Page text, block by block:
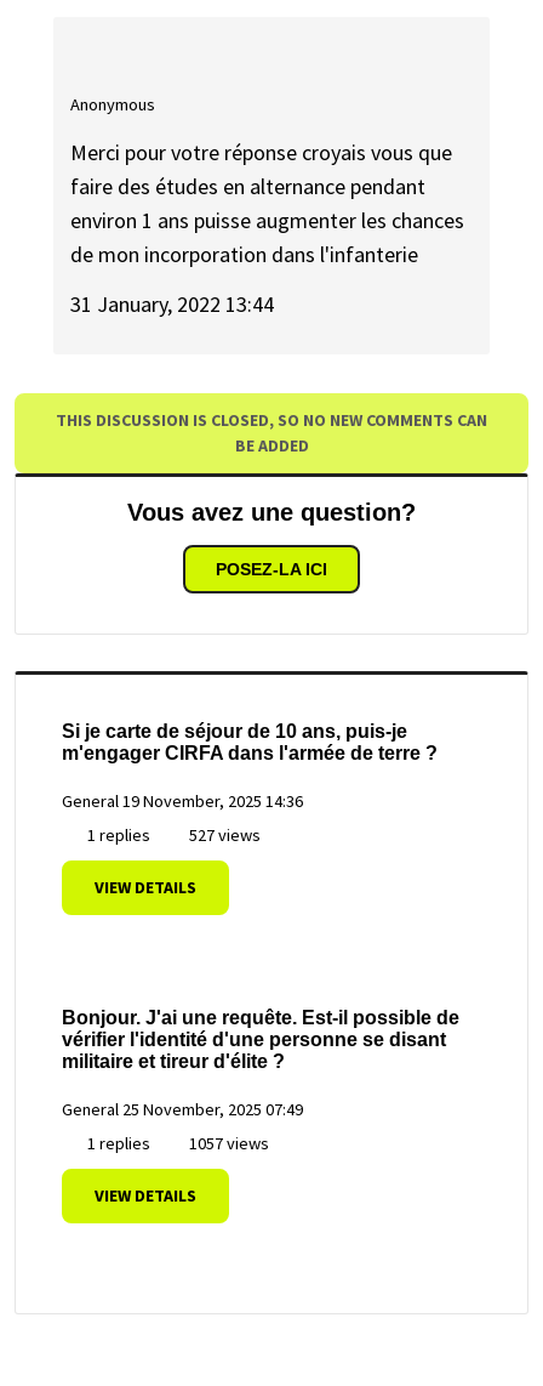
Anonymous
Merci pour votre réponse croyais vous que
faire des études en alternance pendant
environ 1 ans puisse augmenter les chances
de mon incorporation dans l'infanterie
31 January, 2022 13:44
THIS DISCUSSION IS CLOSED, SO NO NEW COMMENTS CAN
BE ADDED
Vous avez une question?
POSEZ-LA ICI
Si je carte de séjour de 10 ans, puis-je
m'engager CIRFA dans l'armée de terre ?
General19 November, 2025 14:36
1 replies
527 views
VIEW DETAILS
Bonjour. J'ai une requête. Est-il possible de
vérifier l'identité d'une personne se disant
militaire et tireur d'élite ?
General 25 November, 2025 07:49
1 replies
1057 views
VIEW DETAILS